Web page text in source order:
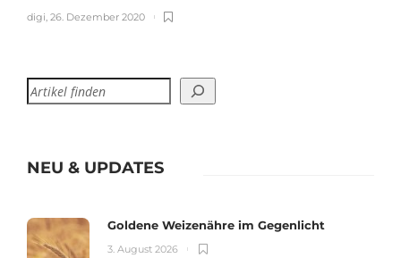
digi, 26. Dezember 2020
NEU & UPDATES
Goldene Weizenähre im Gegenlicht
3. August 2026